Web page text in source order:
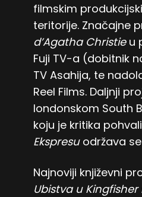
filmskim
teritorije. Značajne
d’Agatha Christieu
Fuji TV-a (dobitnik
TV Asahija, te
Reel Films. Daljnji
londonskom South
koju je kritika
Ekspresuodržava se
Najnoviji književni
Ubistva u Kingfisher